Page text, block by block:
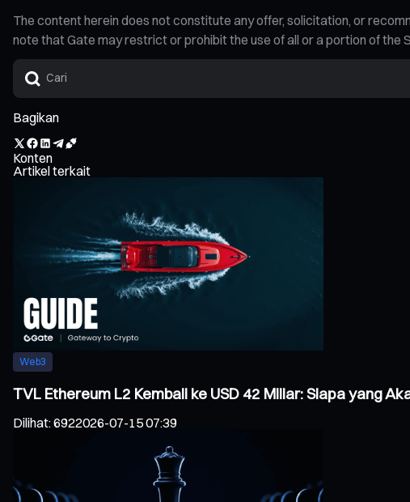
The content herein does not constitute any offer, solicitation, or
note that Gate may restrict or prohibit the use of all or a portion of
Bagikan
Konten
Artikel terkait
Web3
TVL Ethereum L2 Kembali ke USD 42 Miliar: Siapa yang
Dilihat:6922026-07-15 07:39